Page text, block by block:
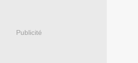
Publicité